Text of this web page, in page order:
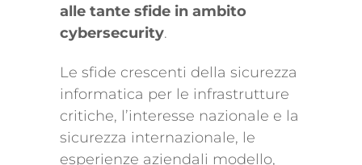
alle tante sfide in ambito
cybersecurity.
Le sfide crescenti della sicurezza
informatica per le infrastrutture
critiche, l’interesse nazionale e la
sicurezza internazionale, le
esperienze aziendali modello,